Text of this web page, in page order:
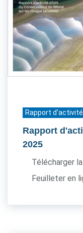
Rapport d'activité
Rapport
2025
Télécharger
Feuilleter en